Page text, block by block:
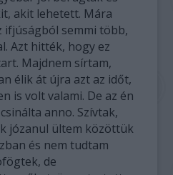
akit lehetett. Mára
ifjúságból semmi több,
Azt hitték, hogy ez
Majdnem sírtam,
élik át újra azt az időt,
is volt valami. De az én
anno. Szívtak,
józanul ültem közöttük
és nem tudtam
de